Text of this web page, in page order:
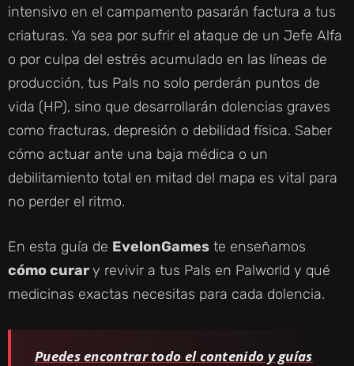
intensivo en el campamento pasarán factura a tus
criaturas. Ya sea por sufrir el ataque de un Jefe Alfa
o por culpa del estrés acumulado en las líneas de
producción, tus Pals no solo perderán puntos de
vida (HP), sino que desarrollarán dolencias graves
como fracturas, depresión o debilidad física. Saber
cómo actuar ante una baja médica o un
debilitamiento total en mitad del mapa es vital para
no perder el ritmo.
En esta guía de EvelonGames te enseñamos
cómo curary revivir a tus Pals en Palworld y qué
medicinas exactas necesitas para cada dolencia.
Puedes encontrar todo el contenido y guías